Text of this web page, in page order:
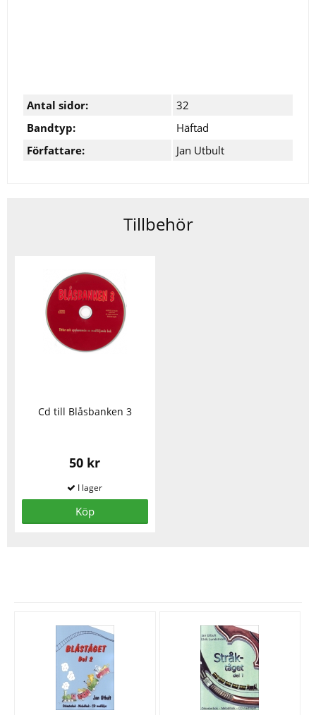
Antal sidor:
32
Bandtyp:
Häftad
Författare:
Jan Utbult
Tillbehör
Cd till Blåsbanken 3
50 kr
Köp